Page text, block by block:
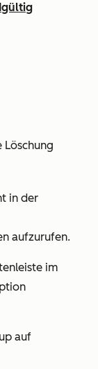
in der
aufzurufen.
im
auf